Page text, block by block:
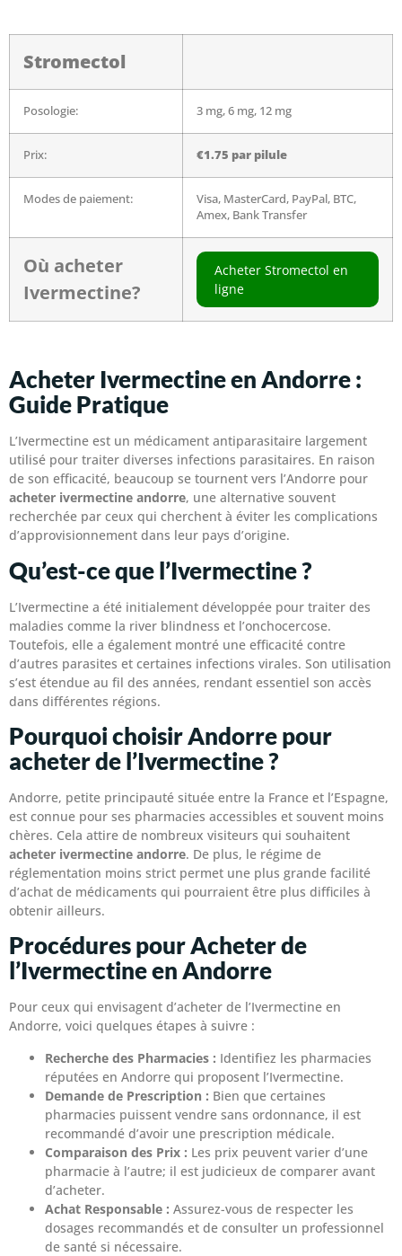
Stromectol
Posologie: 3 mg, 6 mg, 12 mg
Prix: €1.75 par pilule
Modes de paiement:
Visa, MasterCard, PayPal, BTC,
Amex, Bank Transfer
Où acheter
Ivermectine?
Acheter Stromectol en
ligne
Acheter Ivermectine en Andorre :
Guide Pratique
L’Ivermectine est un médicament antiparasitaire largement
utilisé pour traiter diverses infections parasitaires. En raison
de son efficacité, beaucoup se tournent vers l’Andorre pour
acheter ivermectine andorre, une alternative souvent
recherchée par ceux qui cherchent à éviter les complications
d’approvisionnement dans leur pays d’origine.
Qu’est-ce que l’Ivermectine ?
L’Ivermectine a été initialement développée pour traiter des
maladies comme la river blindness et l’onchocercose.
Toutefois, elle a également montré une efficacité contre
d’autres parasites et certaines infections virales. Son utilisation
s’est étendue au fil des années, rendant essentiel son accès
dans différentes régions.
Pourquoi choisir Andorre pour
acheter de l’Ivermectine ?
Andorre, petite principauté située entre la France et l’Espagne,
est connue pour ses pharmacies accessibles et souvent moins
chères. Cela attire de nombreux visiteurs qui souhaitent
acheter ivermectine andorre. De plus, le régime de
réglementation moins strict permet une plus grande facilité
d’achat de médicaments qui pourraient être plus difficiles à
obtenir ailleurs.
Procédures pour Acheter de
l’Ivermectine en Andorre
Pour ceux qui envisagent d’acheter de l’Ivermectine en
Andorre, voici quelques étapes à suivre :
Recherche des Pharmacies : Identifiez les pharmacies
réputées en Andorre qui proposent l’Ivermectine.
Demande de Prescription : Bien que certaines
pharmacies puissent vendre sans ordonnance, il est
recommandé d’avoir une prescription médicale.
Comparaison des Prix : Les prix peuvent varier d’une
pharmacie à l’autre; il est judicieux de comparer avant
d’acheter.
Achat Responsable : Assurez-vous de respecter les
dosages recommandés et de consulter un professionnel
de santé si nécessaire.